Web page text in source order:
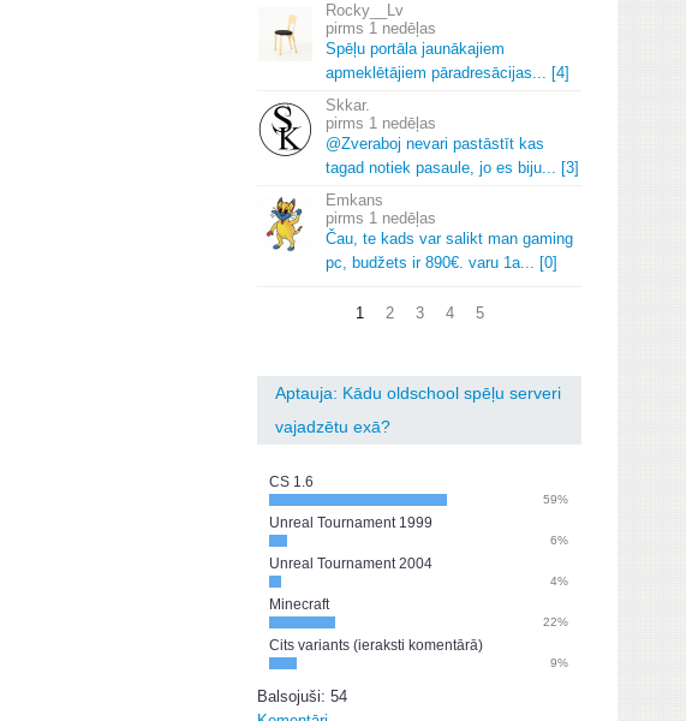
Rocky__Lv
1 nedēļas
Spēļu portāla jaunākajiem
apmeklētājiem pāradresācijas... [4]
Skkar.
1 nedēļas
@Zveraboj nevari pastāstīt kas
tagad notiek pasaule, jo es biju... [3]
Emkans
1 nedēļas
Čau, te kads var salikt man gaming
pc, budžets ir 890€. varu 1a... [0]
1 2 3 4 5
Aptauja: Kādu oldschool spēļu serveri
vajadzētu exā?
CS 1.6
59%
Unreal Tournament 1999
6%
Unreal Tournament 2004
4%
Minecraft
22%
Cits variants (ieraksti komentārā)
9%
Balsojuši: 54